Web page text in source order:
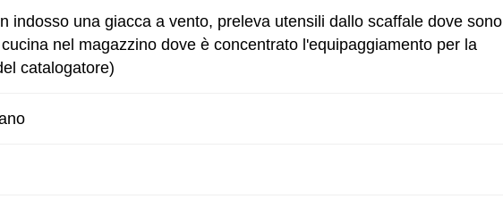
indosso una giacca a vento, preleva utensili dallo scaffale dove sono
nel magazzino dove è concentrato l'equipaggiamento per la
catalogatore)